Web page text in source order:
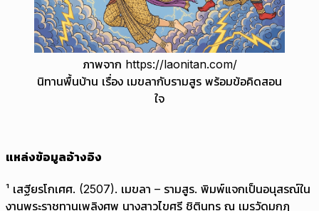
ภาพจาก https://laonitan.com/
นิทานพื้นบ้าน เรื่อง เมขลากับรามสูร พร้อมข้อคิดสอน
ใจ
แหล่งข้อมูลอ้างอิง
¹ เสฐียรโกเศศ. (2507). เมขลา – รามสูร. พิมพ์แจกเป็นอนุสรณ์ใน
งานพระราชทานเพลิงศพ นางสาวไขศรี ชิตินทร ณ เมรุวัดมกุฏ